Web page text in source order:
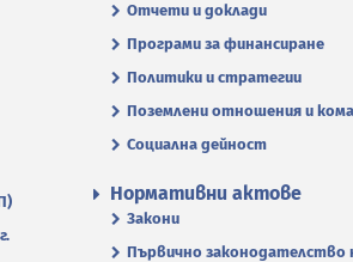
Отчети и доклади
Програми за финансиране
Политики и стратегии
Поземлени отношения и
Социална дейност
Нормативни актове
Закони
Първично законодателство